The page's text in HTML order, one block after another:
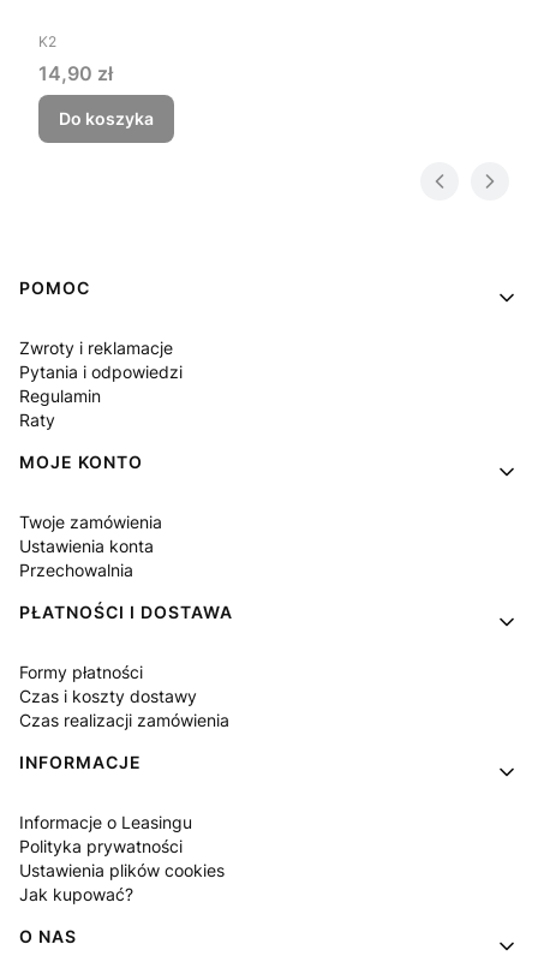
PRODUCENT
K2
Cena
14,90 zł
Do koszyka
Linki w stopce
POMOC
Zwroty i reklamacje
Pytania i odpowiedzi
Regulamin
Raty
MOJE KONTO
Twoje zamówienia
Ustawienia konta
Przechowalnia
PŁATNOŚCI I DOSTAWA
Formy płatności
Czas i koszty dostawy
Czas realizacji zamówienia
INFORMACJE
Informacje o Leasingu
Polityka prywatności
Ustawienia plików cookies
Jak kupować?
O NAS